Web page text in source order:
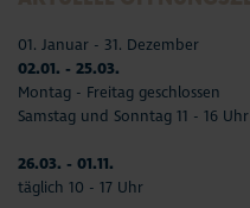
01. Januar - 31. Dezember
02.01. - 25.03.
Montag - Freitag geschlossen
Samstag und Sonntag 11 - 16 Uhr
26.03. - 01.11.
täglich 10 - 17 Uhr